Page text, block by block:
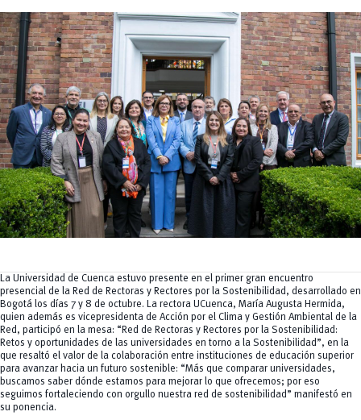
y Agropecuarias
MOVERU
Posgrados
Radio Universitaria
Salud
Sostenibilidad
Vinculación
La Universidad de Cuenca estuvo presente en el primer gran encuentro
presencial de la Red de Rectoras y Rectores por la Sostenibilidad, desarrollado en
Bogotá los días 7 y 8 de octubre. La rectora UCuenca, María Augusta Hermida,
quien además es vicepresidenta de Acción por el Clima y Gestión Ambiental de la
Red, participó en la mesa: “Red de Rectoras y Rectores por la Sostenibilidad:
Retos y oportunidades de las universidades en torno a la Sostenibilidad”, en la
que resaltó el valor de la colaboración entre instituciones de educación superior
para avanzar hacia un futuro sostenible: “Más que comparar universidades,
buscamos saber dónde estamos para mejorar lo que ofrecemos; por eso
seguimos fortaleciendo con orgullo nuestra red de sostenibilidad” manifestó en
su ponencia.